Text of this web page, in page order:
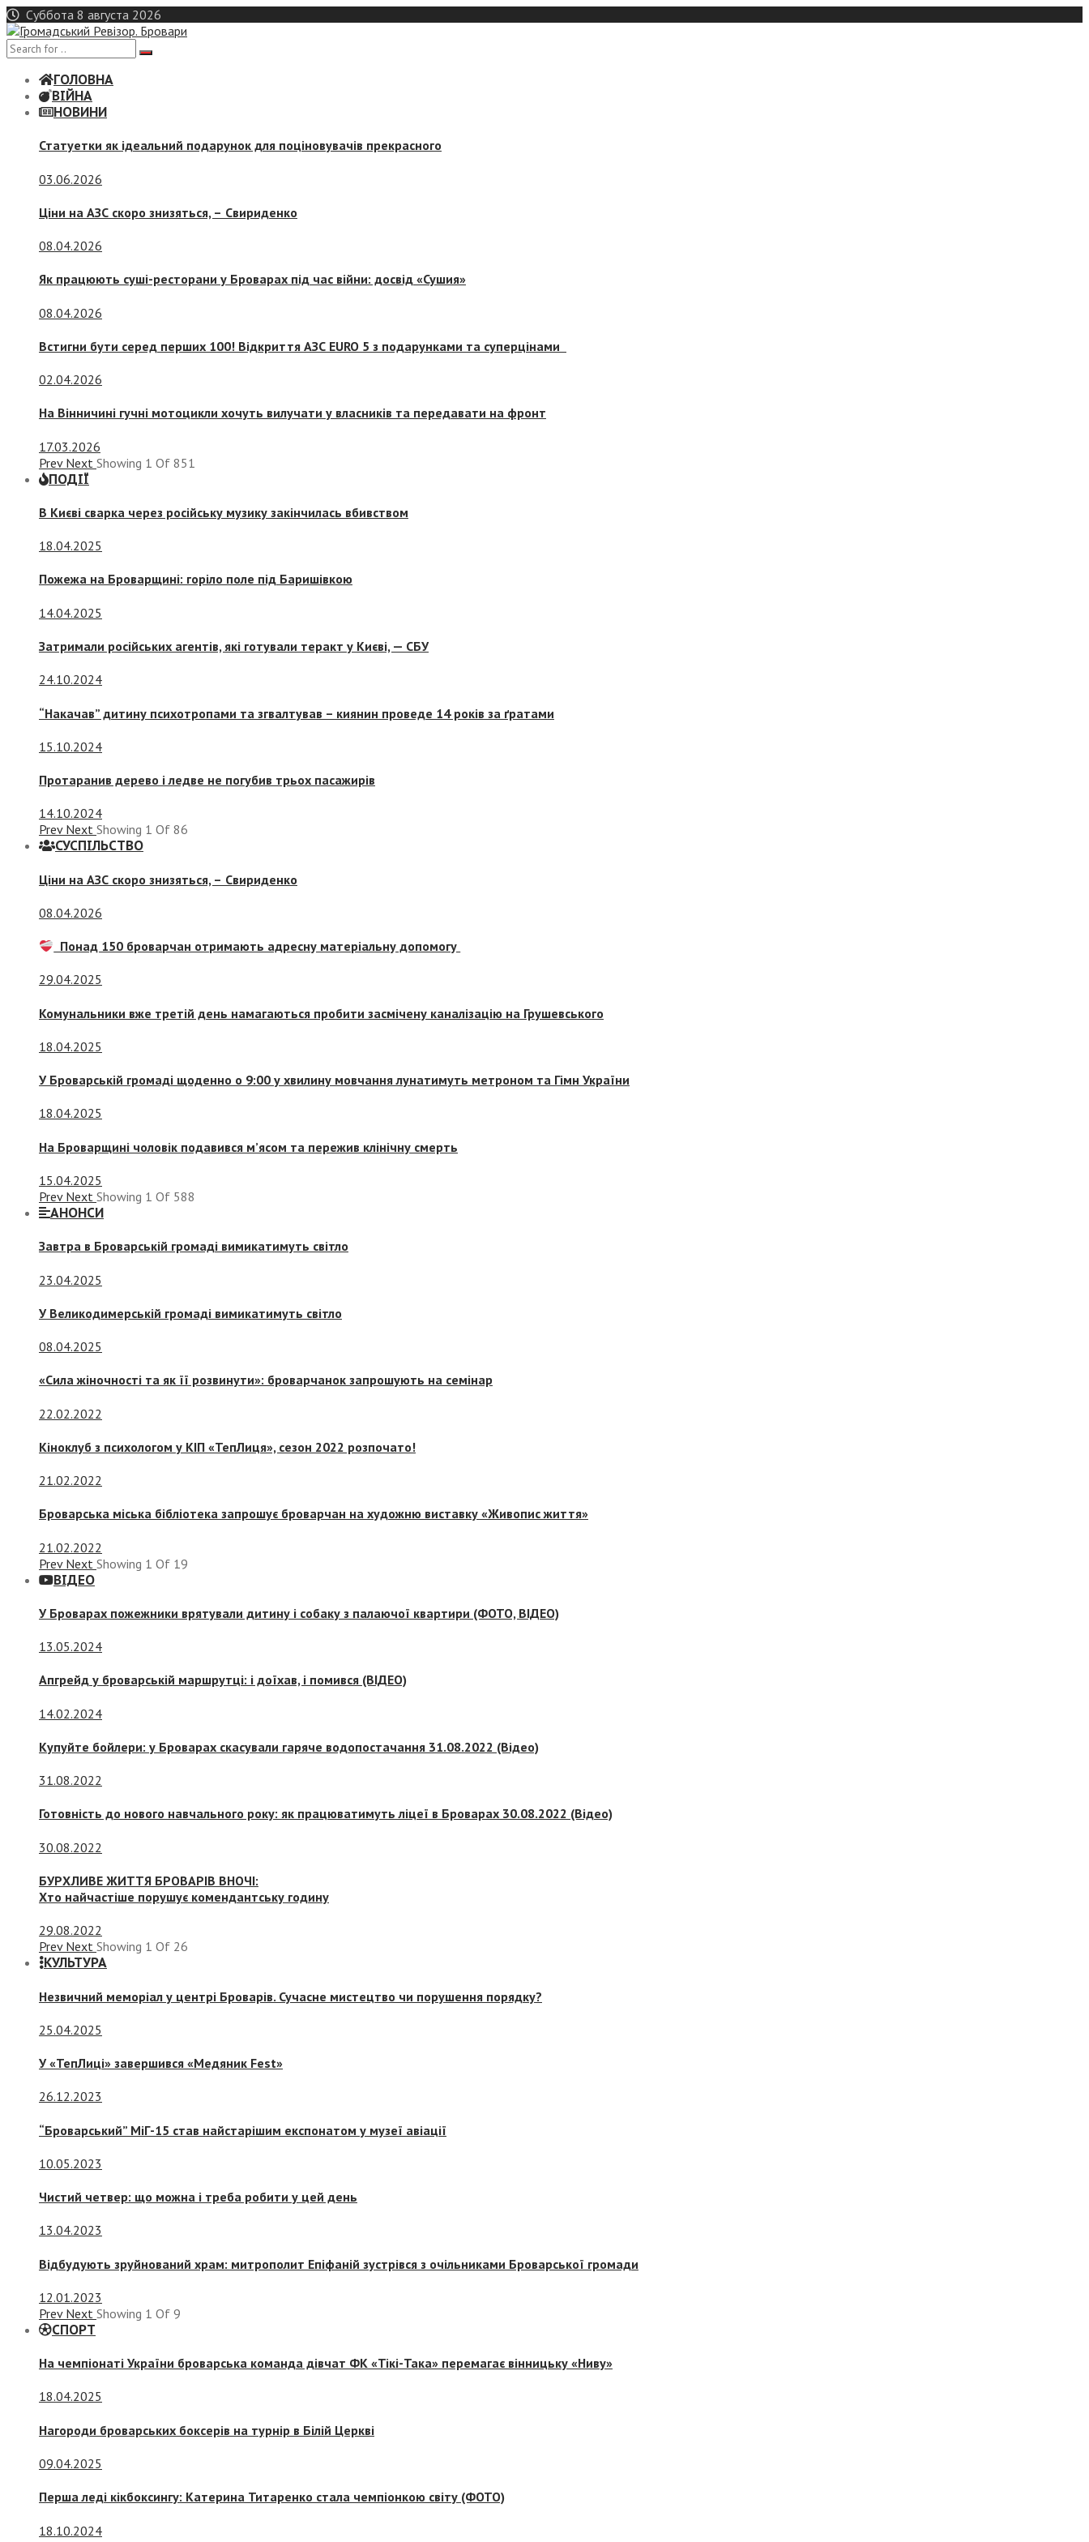
Skip
to
content
Суббота 8 августа 2026
ГОЛОВНА
ВІЙНА
НОВИНИ
Статуетки як ідеальний подарунок для поціновувачів прекрасного
03.06.2026
Ціни на АЗС скоро знизяться, – Свириденко
08.04.2026
Як працюють суші-ресторани у Броварах під час війни: досвід «Сушия»
08.04.2026
Встигни бути серед перших 100! Відкриття АЗС EURO 5 з подарунками та суперцінами
02.04.2026
На Вінничині гучні мотоцикли хочуть вилучати у власників та передавати на фронт
17.03.2026
Prev Next Showing 1 Of 851
ПОДІЇ
В Києві сварка через російську музику закінчилась вбивством
18.04.2025
Пожежа на Броварщині: горіло поле під Баришівкою
14.04.2025
Затримали російських агентів, які готували теракт у Києві, — СБУ
24.10.2024
“Накачав” дитину психотропами та згвалтував – киянин проведе 14 років за ґратами
15.10.2024
Протаранив дерево і ледве не погубив трьох пасажирів
14.10.2024
Prev Next Showing 1 Of 86
СУСПIЛЬСТВО
Ціни на АЗС скоро знизяться, – Свириденко
08.04.2026
Понад 150 броварчан отримають адресну матеріальну допомогу
29.04.2025
Комунальники вже третій день намагаються пробити засмічену каналізацію на Грушевського
18.04.2025
У Броварській громаді щоденно о 9:00 у хвилину мовчання лунатимуть метроном та Гімн України
18.04.2025
На Броварщині чоловік подавився м’ясом та пережив клінічну смерть
15.04.2025
Prev Next Showing 1 Of 588
АНОНСИ
Завтра в Броварській громаді вимикатимуть світло
23.04.2025
У Великодимерській громаді вимикатимуть світло
08.04.2025
«Сила жіночності та як її розвинути»: броварчанок запрошують на семінар
22.02.2022
Кіноклуб з психологом у КІП «ТепЛиця», сезон 2022 розпочато!
21.02.2022
Броварська міська бібліотека запрошує броварчан на художню виставку «Живопис життя»
21.02.2022
Prev Next Showing 1 Of 19
ВІДЕО
У Броварах пожежники врятували дитину і собаку з палаючої квартири (ФОТО, ВІДЕО)
13.05.2024
Апгрейд у броварській маршрутці: і доїхав, і помився (ВІДЕО)
14.02.2024
Купуйте бойлери: у Броварах скасували гаряче водопостачання 31.08.2022 (Відео)
31.08.2022
Готовність до нового навчального року: як працюватимуть ліцеї в Броварах 30.08.2022 (Відео)
30.08.2022
БУРХЛИВЕ ЖИТТЯ БРОВАРІВ ВНОЧІ:
Хто найчастіше порушує комендантську годину
29.08.2022
Prev Next Showing 1 Of 26
КУЛЬТУРА
Незвичний меморіал у центрі Броварів. Сучасне мистецтво чи порушення порядку?
25.04.2025
У «ТепЛиці» завершився «Медяник Fest»
26.12.2023
“Броварський” МіГ-15 став найстарішим експонатом у музеї авіації
10.05.2023
Чистий четвер: що можна і треба робити у цей день
13.04.2023
Відбудують зруйнований храм: митрополит Епіфаній зустрівся з очільниками Броварської громади
12.01.2023
Prev Next Showing 1 Of 9
СПОРТ
На чемпіонаті України броварська команда дівчат ФК «Тікі-Така» перемагає вінницьку «Ниву»
18.04.2025
Нагороди броварських боксерів на турнір в Білій Церкві
09.04.2025
Перша леді кікбоксингу: Катерина Титаренко стала чемпіонкою світу (ФОТО)
18.10.2024